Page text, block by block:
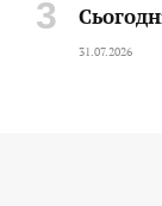
31.07.2026